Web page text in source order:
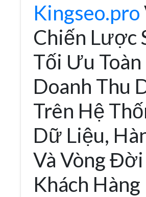
Kingseo.pro
Chiến Lược
Tối Ưu Toàn
Doanh Thu
Trên Hệ
Dữ Liệu,
Và Vòng Đời
Khách Hàng